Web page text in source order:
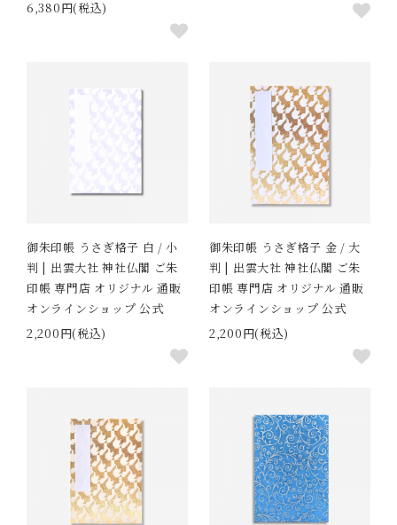
6,380円(税込)
御朱印帳 うさぎ格子 白 / 小
判 | 出雲大社 神社仏閣 ご朱
印帳 専門店 オリジナル 通販
オンラインショップ 公式
2,200円(税込)
御朱印帳 うさぎ格子 金 / 大
判 | 出雲大社 神社仏閣 ご朱
印帳 専門店 オリジナル 通販
オンラインショップ 公式
2,200円(税込)